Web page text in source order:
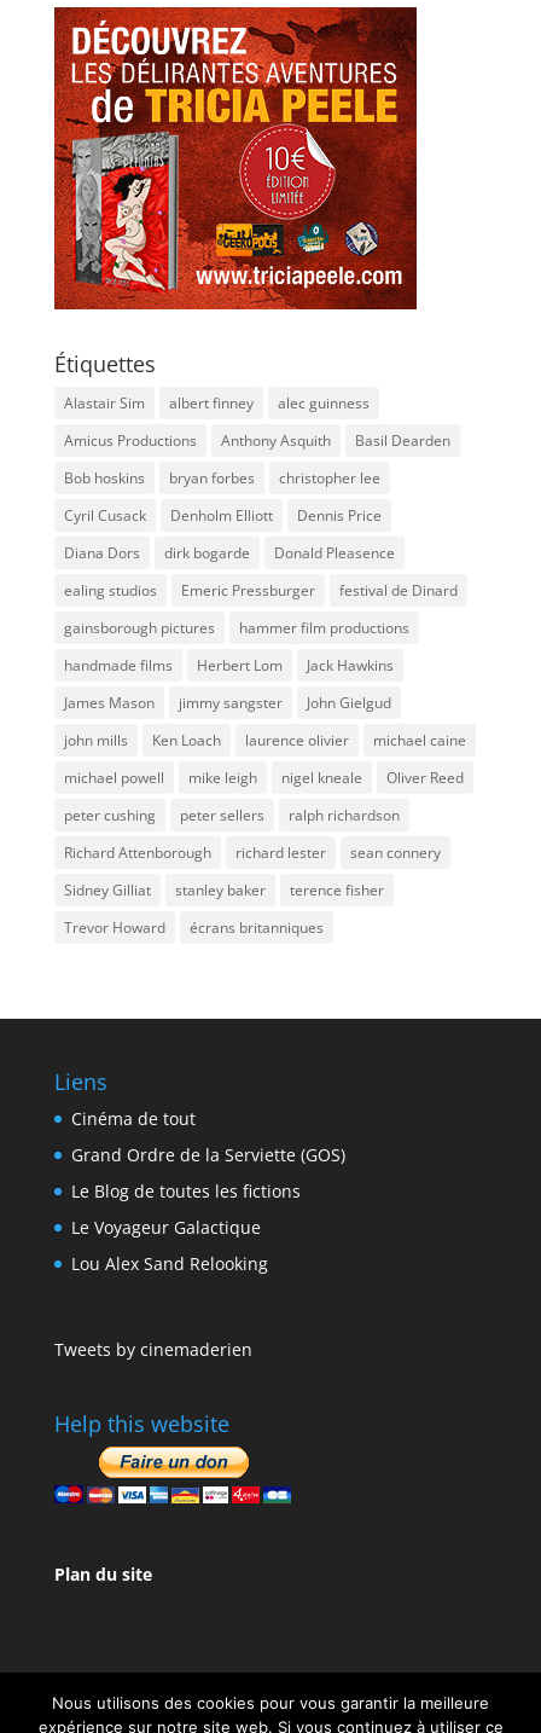
Étiquettes
Alastair Sim albert finney
alec guinness
Amicus Productions
Anthony Asquith
Basil Dearden
Bob hoskins
bryan forbes
christopher lee
Cyril Cusack
Denholm Elliott
Dennis Price
Diana Dors
dirk bogarde
Donald Pleasence
ealing studios
Emeric Pressburger
festival de Dinard
gainsborough pictures
hammer film productions
handmade films
Herbert Lom
Jack Hawkins
James Mason
jimmy sangster
John Gielgud
john mills
Ken Loach laurence olivier
michael caine
michael powell
mike leigh nigel kneale
Oliver Reed
peter cushing
peter sellers
ralph richardson
Richard Attenborough
richard lester
sean connery
Sidney Gilliat
stanley baker
terence fisher
Trevor Howard
écrans britanniques
Liens
Cinéma de tout
Grand Ordre de la Serviette (GOS)
Le Blog de toutes les fictions
Le Voyageur Galactique
Lou Alex Sand Relooking
Tweets by cinemaderien
Help this website
Plan du site
Nous utilisons des cookies pour vous garantir la meilleure
expérience sur notre site web. Si vous continuez à utiliser ce